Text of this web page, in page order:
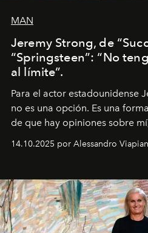
MAN
Jeremy Strong, de
“Springsteen”: “No
al límite”.
Para el actor estadounidense
no es una opción. Es una
de que hay opiniones sobre
pérdida de tiempo", afirma.
14.10.2025 por Alessandro